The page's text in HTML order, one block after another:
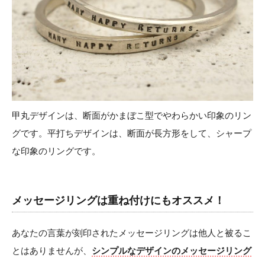
甲丸デザインは、断面がかまぼこ型でやわらかい印象のリン
グです。平打ちデザインは、断面が長方形をして、シャープ
な印象のリングです。
メッセージリングは重ね付けにもオススメ！
あなたの言葉が刻印されたメッセージリングは他人と被るこ
とはありませんが、 シンプルなデザインのメッセージリング